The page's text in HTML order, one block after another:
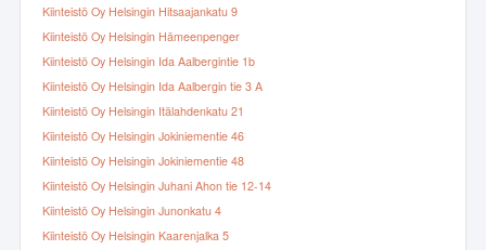
Kiinteistö Oy Helsingin Hitsaajankatu 9
Kiinteistö Oy Helsingin Hämeenpenger
Kiinteistö Oy Helsingin Ida Aalbergintie 1b
Kiinteistö Oy Helsingin Ida Aalbergin tie 3 A
Kiinteistö Oy Helsingin Itälahdenkatu 21
Kiinteistö Oy Helsingin Jokiniementie 46
Kiinteistö Oy Helsingin Jokiniementie 48
Kiinteistö Oy Helsingin Juhani Ahon tie 12-14
Kiinteistö Oy Helsingin Junonkatu 4
Kiinteistö Oy Helsingin Kaarenjalka 5